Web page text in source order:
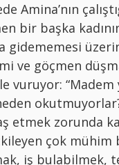
Amina’nın
bir başka
gidememesi
ve göçmen
vuruyor: “Madem
etmek zorunda
çok mühim
iş bulabilmek,